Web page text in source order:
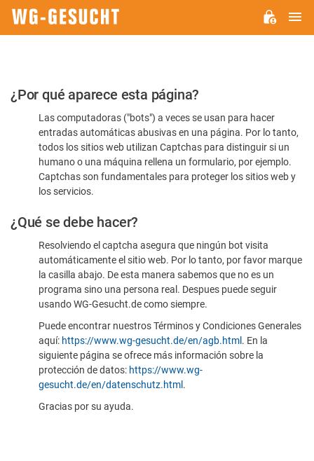
Por
favor,
confirme
humano
¿Por qué aparece esta página?
Las computadoras ("bots") a veces se usan para hacer
entradas automáticas abusivas en una página. Por lo tanto,
todos los sitios web utilizan Captchas para distinguir si un
humano o una máquina rellena un formulario, por ejemplo.
Captchas son fundamentales para proteger los sitios web y
los servicios.
¿Qué se debe hacer?
Resolviendo el captcha asegura que ningún bot visita
automáticamente el sitio web. Por lo tanto, por favor marque
la casilla abajo. De esta manera sabemos que no es un
programa sino una persona real. Despues puede seguir
usando WG-Gesucht.de como siempre.
Puede encontrar nuestros Términos y Condiciones Generales
aquí: https://www.wg-gesucht.de/en/agb.html . En la
siguiente página se ofrece más información sobre la
protección de datos: https://www.wg-
gesucht.de/en/datenschutz.html .
Gracias por su ayuda.